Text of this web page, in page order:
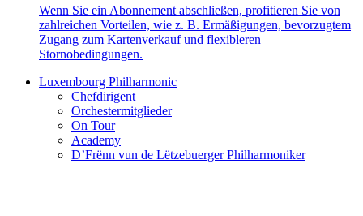
Wenn Sie ein Abonnement abschließen, profitieren Sie von
zahlreichen Vorteilen, wie z. B. Ermäßigungen, bevorzugtem
Zugang zum Kartenverkauf und flexibleren
Stornobedingungen.
Luxembourg Philharmonic
Chefdirigent
Orchestermitglieder
On Tour
Academy
D’Frënn vun de Lëtzebuerger Philharmoniker